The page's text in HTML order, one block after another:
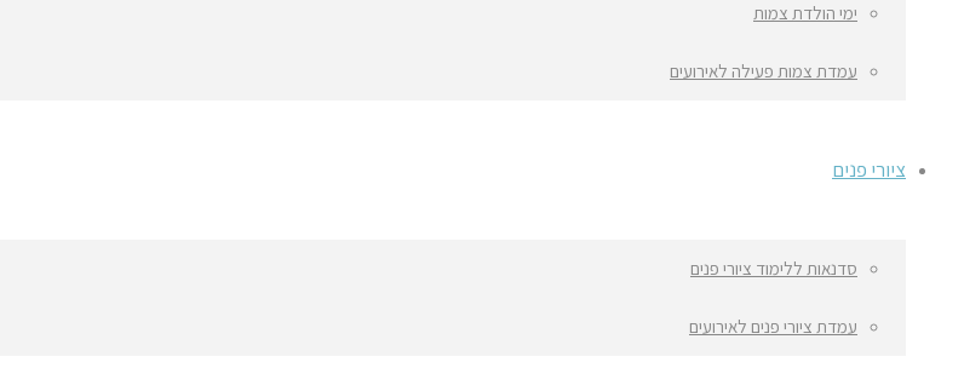
ימי הולדת צמות
עמדת צמות פעילה לאירועים
ציורי פנים
סדנאות ללימוד ציורי פנים
עמדת ציורי פנים לאירועים